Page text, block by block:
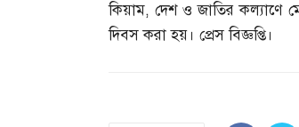
কিয়াম,দেশ ও জাতির কল্যাণে
দিবস করা হয়। প্রেস বিজ্ঞপ্তি।